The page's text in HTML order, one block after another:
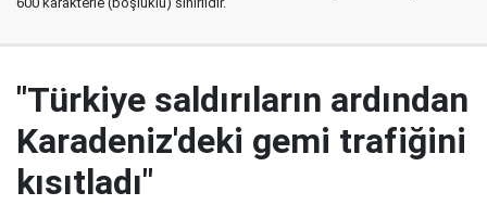
"Türkiye saldırıların ardından
Karadeniz'deki gemi trafiğini
kısıtladı"